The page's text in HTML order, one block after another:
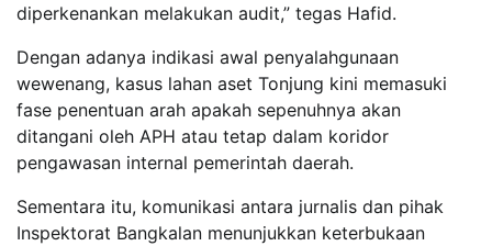
diperkenankan melakukan audit,” tegas Hafid.
Dengan adanya indikasi awal penyalahgunaan
wewenang, kasus lahan aset Tonjung kini memasuki
fase penentuan arah apakah sepenuhnya akan
ditangani oleh APH atau tetap dalam koridor
pengawasan internal pemerintah daerah.
Sementara itu, komunikasi antara jurnalis dan pihak
Inspektorat Bangkalan menunjukkan keterbukaan